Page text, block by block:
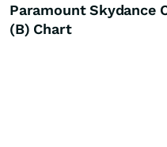
Paramount Skydance
(B) Chart